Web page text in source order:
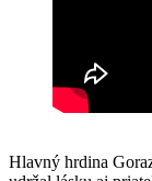
Hlavný hrdina